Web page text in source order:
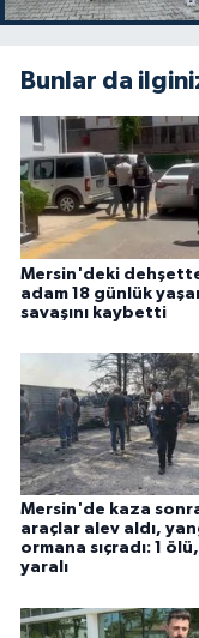
Bunlar da
Mersin'deki
adam 18 günlük
savaşını kaybetti
Mersin'de kaza
araçlar alev aldı,
ormana sıçradı: 1
yaralı